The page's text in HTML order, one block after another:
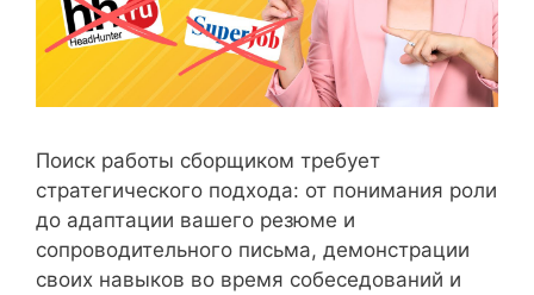
Поиск работы сборщиком требует
стратегического подхода: от понимания роли
до адаптации вашего резюме и
сопроводительного письма, демонстрации
своих навыков во время собеседований и